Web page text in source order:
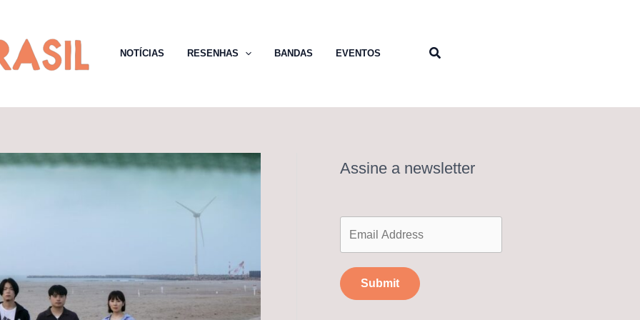
NOTÍCIAS RESENHAS BANDAS EVENTOS Pesquisar
Assine a newsletter
Submit